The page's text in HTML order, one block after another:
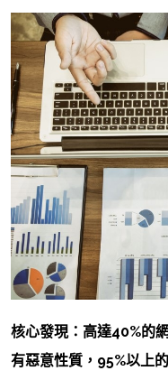
核心發現：高達40%的
有惡意性質，95%以上